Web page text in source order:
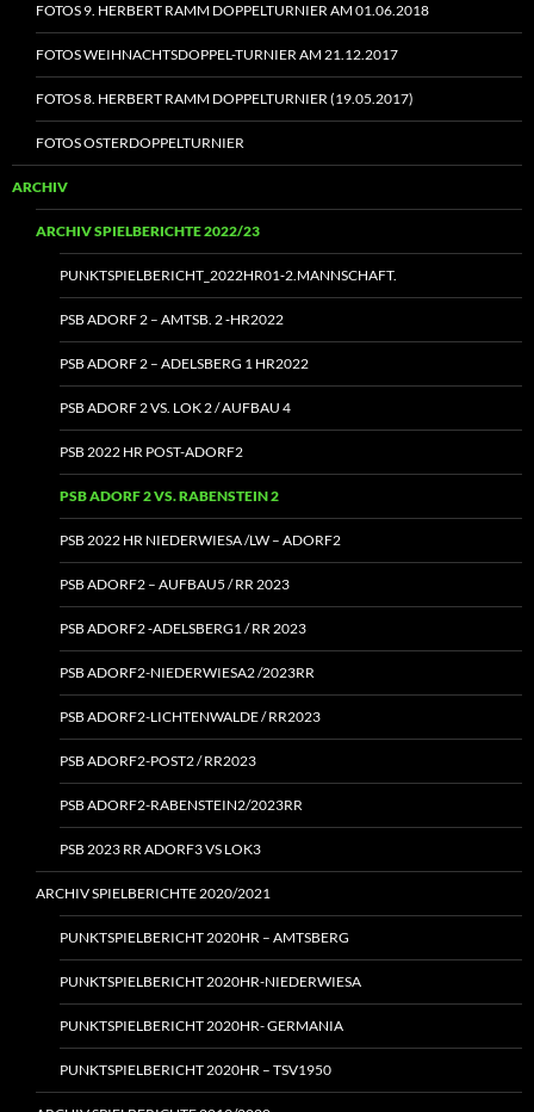
FOTOS 9. HERBERT RAMM DOPPELTURNIER AM 01.06.2018
FOTOS WEIHNACHTSDOPPEL-TURNIER AM 21.12.2017
FOTOS 8. HERBERT RAMM DOPPELTURNIER (19.05.2017)
FOTOS OSTERDOPPELTURNIER
ARCHIV
ARCHIV SPIELBERICHTE 2022/23
PUNKTSPIELBERICHT_2022HR01‑2.MANNSCHAFT.
PSB ADORF 2 – AMTSB. 2 ‑HR2022
PSB ADORF 2 – ADELSBERG 1 HR2022
PSB ADORF 2 VS. LOK 2 / AUFBAU 4
PSB 2022 HR POST-ADORF2
PSB ADORF 2 VS. RABENSTEIN 2
PSB 2022 HR NIEDERWIESA /LW – ADORF2
PSB ADORF2 – AUFBAU5 / RR 2023
PSB ADORF2 ‑ADELSBERG1 / RR 2023
PSB ADORF2-NIEDERWIESA2 /2023RR
PSB ADORF2-LICHTENWALDE / RR2023
PSB ADORF2-POST2 / RR2023
PSB ADORF2-RABENSTEIN2/2023RR
PSB 2023 RR ADORF3 VS LOK3
ARCHIV SPIELBERICHTE 2020/2021
PUNKTSPIELBERICHT 2020HR – AMTSBERG
PUNKTSPIELBERICHT 2020HR-NIEDERWIESA
PUNKTSPIELBERICHT 2020HR- GERMANIA
PUNKTSPIELBERICHT 2020HR – TSV1950